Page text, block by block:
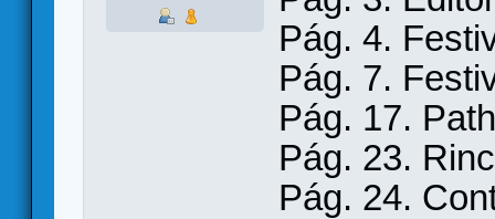
Pág. 4.
Pág. 7.
Pág. 17.
Pág. 23.
Pág. 24.